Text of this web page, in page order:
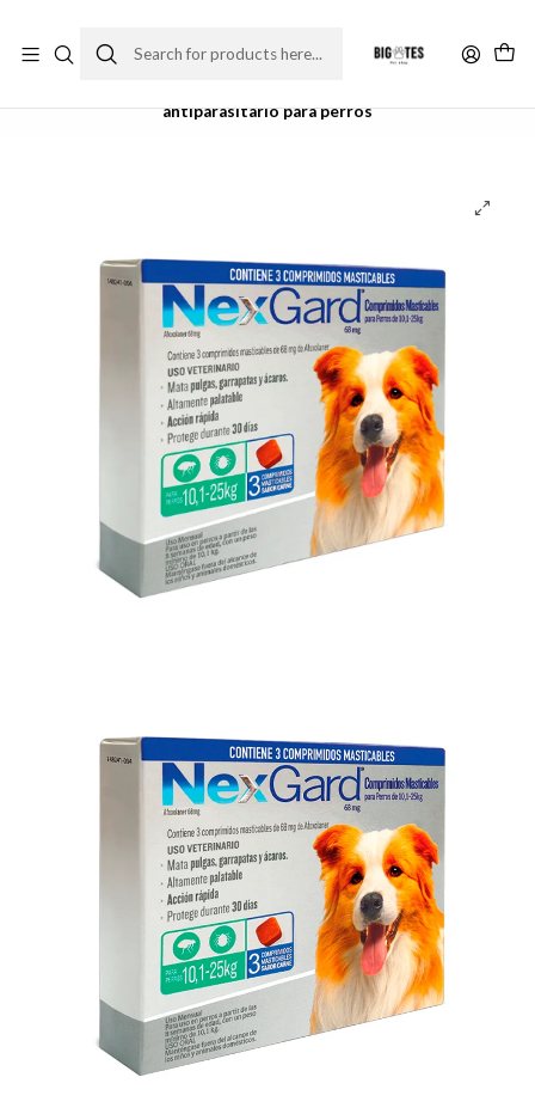
antiparasitario para perros